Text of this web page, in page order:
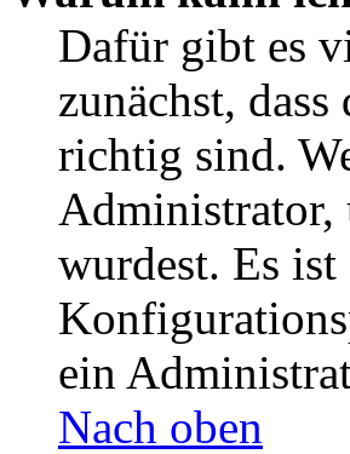
Dafür gibt es
zunächst,
richtig sind.
Administrator,
wurdest. Es
ein
Nach oben